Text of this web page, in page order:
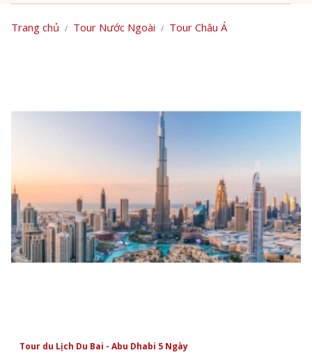
Trang chủ Tour Nước Ngoài Tour Châu Á
Tour du Lịch Du Bai - Abu Dhabi 5 Ngày